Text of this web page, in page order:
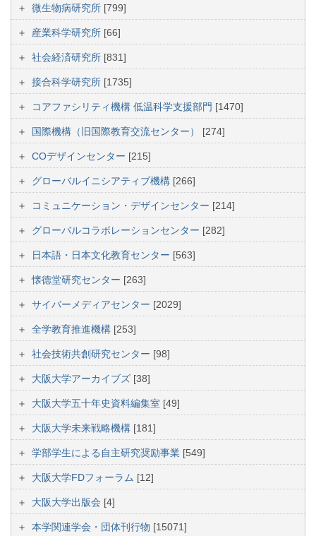
微生物病研究所 [799]
産業科学研究所 [66]
社会経済研究所 [831]
接合科学研究所 [1735]
コアファシリティ機構 低温科学支援部門 [1470]
国際機構（旧国際教育交流センター） [274]
COデザインセンター [215]
グローバルイニシアティブ機構 [266]
コミュニケーション・デザインセンター [214]
グローバルコラボレーションセンター [282]
日本語・日本文化教育センター [563]
懐徳堂研究センター [263]
サイバーメディアセンター [2029]
全学教育推進機構 [253]
社会技術共創研究センター [98]
大阪大学アーカイブズ [38]
大阪大学五十年史資料編集室 [49]
大阪大学未来戦略機構 [181]
学部学生による自主研究奨励事業 [549]
大阪大学FDフォーラム [12]
大阪大学出版会 [4]
本学関連学会・団体刊行物 [15071]